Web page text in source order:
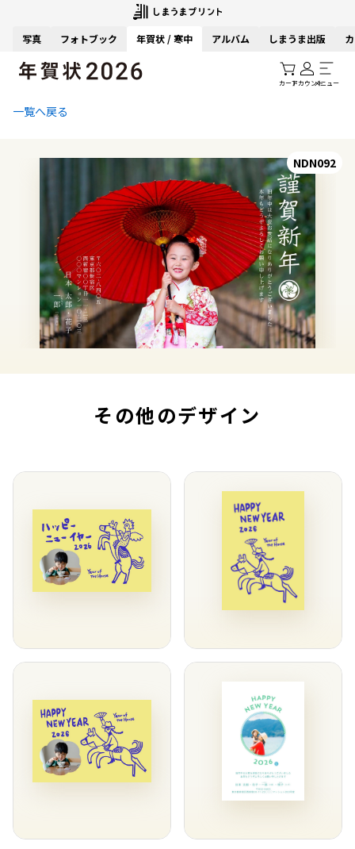
写真 フォトブック 年賀状 / 寒中 アルバム しまうま出版
カートアカウントメニュー
一覧へ戻る
NDN092
その他のデザイン